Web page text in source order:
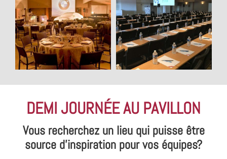
DEMI JOURNÉE AU PAVILLON
Vous recherchez un lieu qui puisse être
source d'inspiration pour vos équipes?